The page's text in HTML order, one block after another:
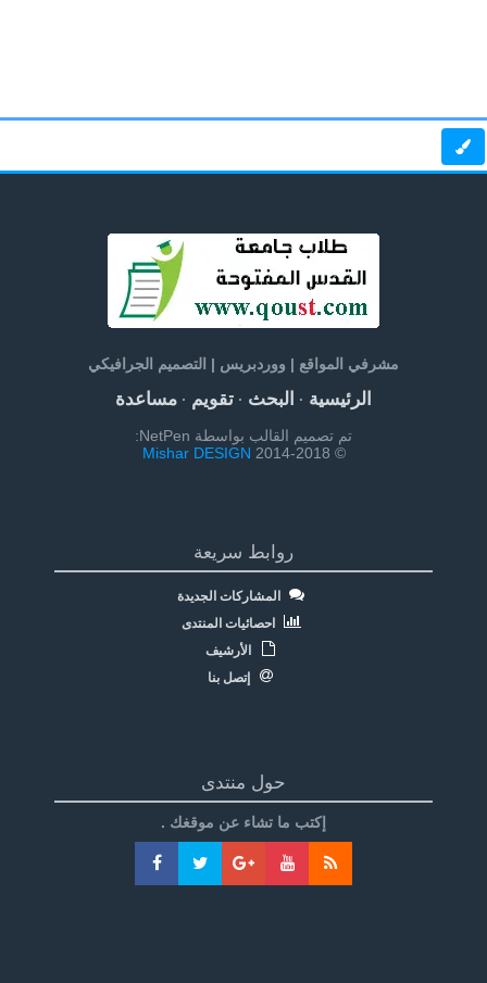
مشرفي المواقع | ووردبريس | التصميم الجرافيكي
الرئيسية· البحث· تقويم· مساعدة
تم تصميم القالب بواسطة NetPen:
© 2014-2018
Mishar DESIGN
روابط سريعة
المشاركات الجديدة
احصائيات المنتدى
الأرشيف
إتصل بنا
حول منتدى
إكتب ما تشاء عن موقغك .